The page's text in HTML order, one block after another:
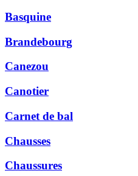
Basquine
Brandebourg
Canezou
Canotier
Carnet de bal
Chausses
Chaussures